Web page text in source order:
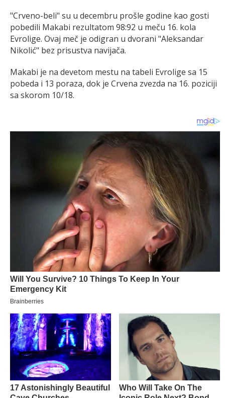
"Crveno-beli" su u decembru prošle godine kao gosti
pobedili Makabi rezultatom 98:92 u meču 16. kola
Evrolige. Ovaj meč je odigran u dvorani "Aleksandar
Nikolić" bez prisustva navijača.
Makabi je na devetom mestu na tabeli Evrolige sa 15
pobeda i 13 poraza, dok je Crvena zvezda na 16. poziciji
sa skorom 10/18.